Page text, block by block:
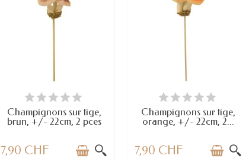
EN STOCK
Champignons sur tige,
brun, +/- 22cm, 2 pces
7,90 CHF
EN STOCK
Champignons sur tige,
orange, +/- 22cm, 2...
7,90 CHF